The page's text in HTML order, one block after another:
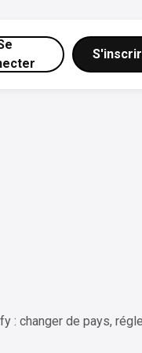
: changer de pays,